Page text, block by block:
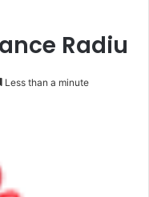
Radiu
Less than a minute